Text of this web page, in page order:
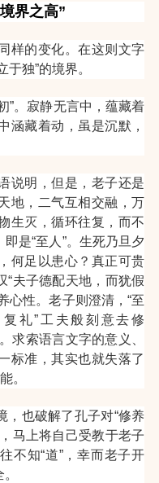
界之高”
样的变化。在这则文字
独”的境界。
”。寂静无言中，蕴藏着
涵藏着动，虽是沉默，
说明，但是，老子还是
地，二气互相交融，万
生灭，循环往复，而不
是“至人”。生死乃旦夕
何足以患心？真正可贵
“夫子德配天地，而犹假
心性。老子则澄清，“至
礼”工夫般刻意去修
求索语言文字的意义、
标准，其实也就失落了
。
，也破解了孔子对“修养
马上将自己受教于老子
不知“道”，幸而老子开